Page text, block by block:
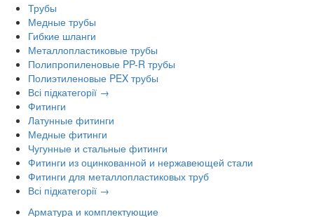
Трубы
Медные трубы
Гибкие шланги
Металлопластиковые трубы
Полипропиленовые PP-R трубы
Полиэтиленовые PEX трубы
Всі підкатегорії →
Фитинги
Латунные фитинги
Медные фитинги
Чугунные и стальные фитинги
Фитинги из оцинкованной и нержавеющей стали
Фитинги для металлопластиковых труб
Всі підкатегорії →
Арматура и комплектующие